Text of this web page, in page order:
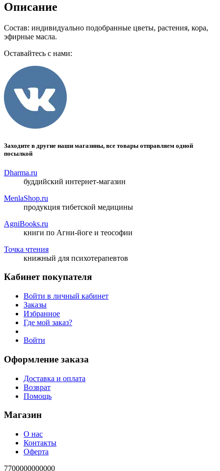
Описание
Состав: индивидуально подобранные цветы, растения, кора,
эфирные масла.
Оставайтесь с нами:
Заходите в другие наши магазины, все товары отправляем одной
посылкой
Dharma.ru
буддийский интернет-магазин
MenlaShop.ru
продукция тибетской медицины
AgniBooks.ru
книги по Агни-йоге и теософии
Точка чтения
книжный для психотерапевтов
Кабинет покупателя
Войти в личный кабинет
Заказы
Избранное
Где мой заказ?
Войти
Оформление заказа
Доставка и оплата
Возврат
Помощь
Магазин
О нас
Контакты
Оферта
7700000000000